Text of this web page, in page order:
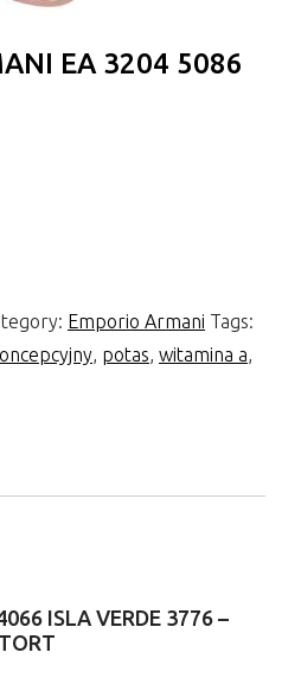
EA 3204 5086
Emporio Armani Tags:
, potas, witamina a,
ISLA VERDE 3776 –